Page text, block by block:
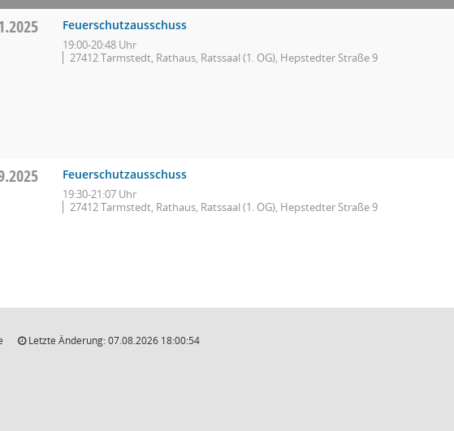
Feuerschutzausschuss
19:00-20:48 Uhr
27412 Tarmstedt, Rathaus, Ratssaal (1. OG), Hepstedter Straße 9
Feuerschutzausschuss
19:30-21:07 Uhr
27412 Tarmstedt, Rathaus, Ratssaal (1. OG), Hepstedter Straße 9
Letzte Änderung: 07.08.2026 18:00:54